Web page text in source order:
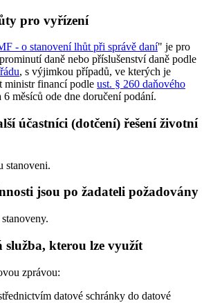
pro vyřízení
- o stanovení lhůt při správě daní" je pro
daně nebo příslušenství daně podle
, s výjimkou případů, ve kterých je
ministr financí podle ust. § 260 daňového
6 měsíců ode dne doručení podání.
účastníci (dotčení) řešení životní
stanoveni.
jsou po žadateli požadovány
služba, kterou lze využít
zprávou:
datové schránky do datové